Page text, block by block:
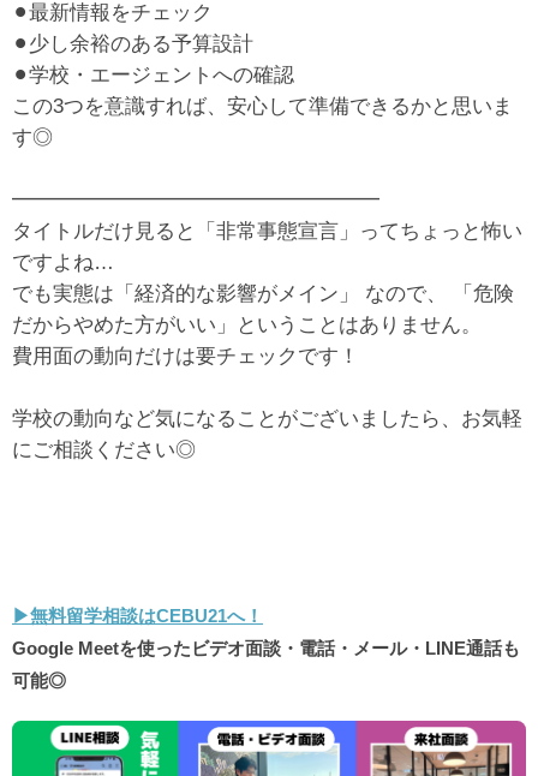
⚫︎最新情報をチェック
⚫︎少し余裕のある予算設計
⚫︎学校・エージェントへの確認
この3つを意識すれば、安心して準備できるかと思いま
す◎
━━━━━━━━━━━━━━━━━━
タイトルだけ見ると「非常事態宣言」ってちょっと怖い
ですよね…
でも実態は「経済的な影響がメイン」 なので、 「危険
だからやめた方がいい」ということはありません。
費用面の動向だけは要チェックです！
学校の動向など気になることがございましたら、お気軽
にご相談ください◎
▶︎無料留学相談はCEBU21へ！
Google Meetを使ったビデオ面談・電話・メール・LINE通話も
可能◎